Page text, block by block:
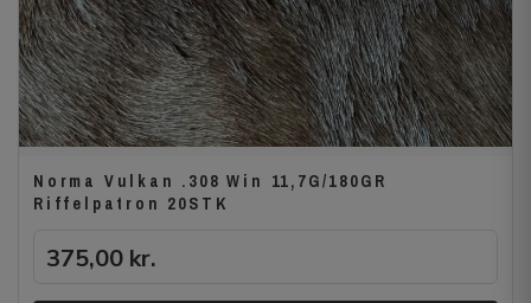
Norma Vulkan .308 Win 11,7G/180GR
Riffelpatron 20STK
375,00 kr.